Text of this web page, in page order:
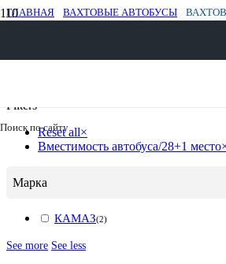
8 800 30-20-174
Поиск по сайту
ГЛАВНАЯ ВАХТОВЫЕ АВТОБУСЫ
Filters
Reset all×
Вместимость автобуса/28+1 место
Марка
КАМАЗ(2)
See more See less